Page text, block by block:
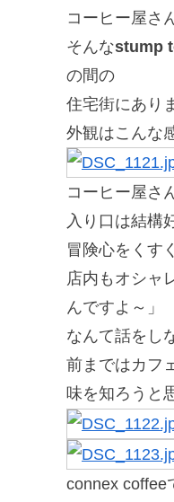
コーヒー屋さ
そんなstump
の間の
住宅街にあり
外観はこんな
コーヒー屋さ
入り口は結構
冒険心をくす
店内もオシャ
んですよ～」
なんて話をし
前まではカフ
味を知ろうと
connex coffee